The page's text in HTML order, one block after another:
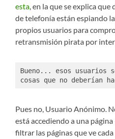
esta, en la que se explica
de telefonía están espiando
propios usuarios para
retransmisión pirata por
Bueno... esos usuarios
cosas que no deberían
Pues no, Usuario Anónimo.
está accediendo a una
filtrar las páginas que ve